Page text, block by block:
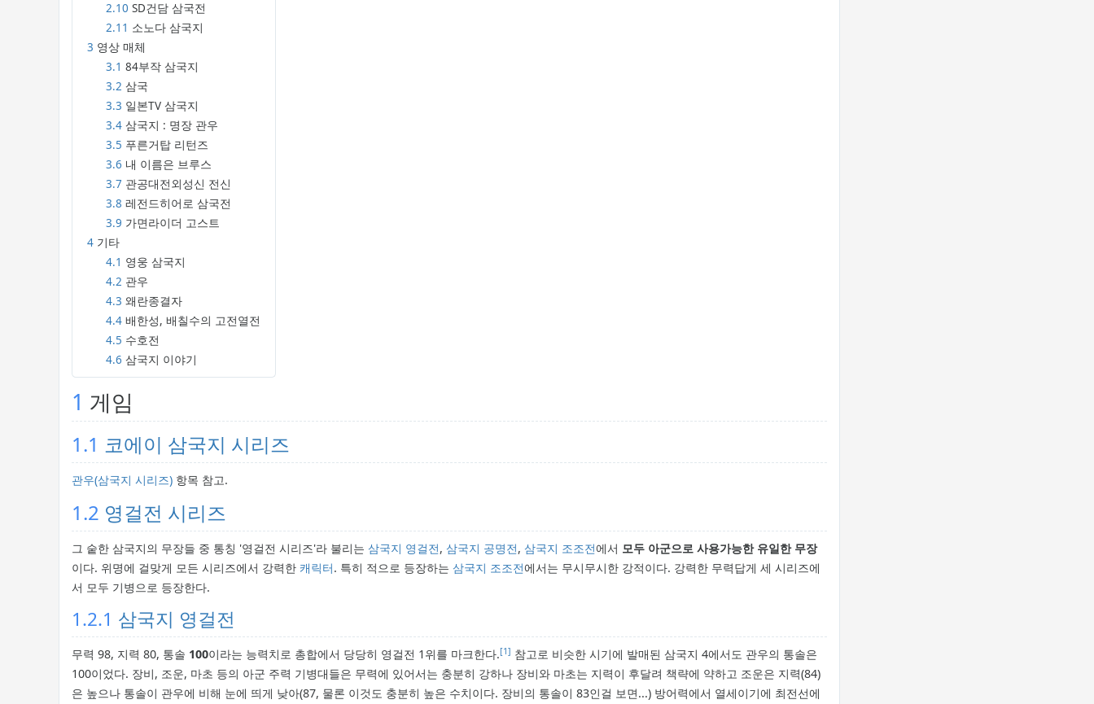
2.10 SD건담 삼국전
2.11 소노다 삼국지
3 영상 매체
3.1 84부작 삼국지
3.2 삼국
3.3 일본TV 삼국지
3.4 삼국지 : 명장 관우
3.5 푸른거탑 리턴즈
3.6 내 이름은 브루스
3.7 관공대전외성신 전신
3.8 레전드히어로 삼국전
3.9 가면라이더 고스트
4 기타
4.1 영웅 삼국지
4.2 관우
4.3 왜란종결자
4.4 배한성, 배칠수의 고전열전
4.5 수호전
4.6 삼국지 이야기
1 게임
1.1 코에이 삼국지 시리즈
관우(삼국지 시리즈) 항목 참고.
1.2 영걸전 시리즈
그 숱한 삼국지의 무장들 중 통칭 '영걸전 시리즈'라 불리는 삼국지 영걸전, 삼국지 공명전, 삼국지 조조전에서 모두 아군으로 사용가능한 유일한 무장
이다. 위명에 걸맞게 모든 시리즈에서 강력한 캐릭터. 특히 적으로 등장하는 삼국지 조조전에서는 무시무시한 강적이다. 강력한 무력답게 세 시리즈에
서 모두 기병으로 등장한다.
1.2.1 삼국지 영걸전
무력 98, 지력 80, 통솔 100이라는 능력치로 총합에서 당당히 영걸전 1위를 마크한다.[1] 참고로 비슷한 시기에 발매된 삼국지 4에서도 관우의 통솔은
100이었다. 장비, 조운, 마초 등의 아군 주력 기병대들은 무력에 있어서는 충분히 강하나 장비와 마초는 지력이 후달려 책략에 약하고 조운은 지력(84)
은 높으나 통솔이 관우에 비해 눈에 띄게 낮아(87, 물론 이것도 충분히 높은 수치이다. 장비의 통솔이 83인걸 보면...) 방어력에서 열세이기에 최전선에